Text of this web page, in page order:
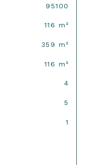
95100
116 m²
359 m²
116 m²
4
5
1